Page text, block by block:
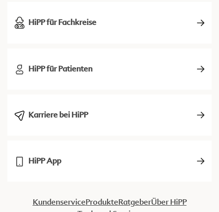
HiPP für Fachkreise
HiPP für Patienten
Karriere bei HiPP
HiPP App
KundenserviceProdukteRatgeberÜber HiPP